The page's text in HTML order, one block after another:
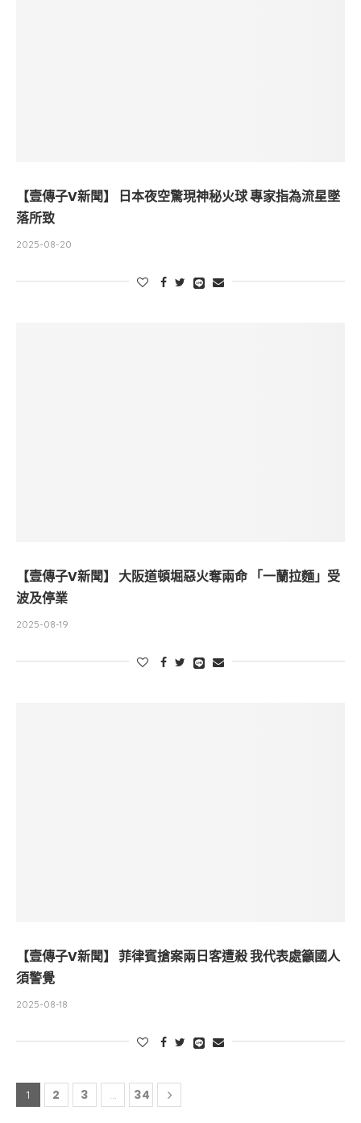
【壹傳子V新聞】 日本夜空驚現神秘火球 專家指為流星墜
落所致
2025-08-20
【壹傳子V新聞】 大阪道頓堀惡火奪兩命 「一蘭拉麵」受
波及停業
2025-08-19
【壹傳子V新聞】 菲律賓搶案兩日客遭殺 我代表處籲國人
須警覺
2025-08-18
1 2 3 ... 34